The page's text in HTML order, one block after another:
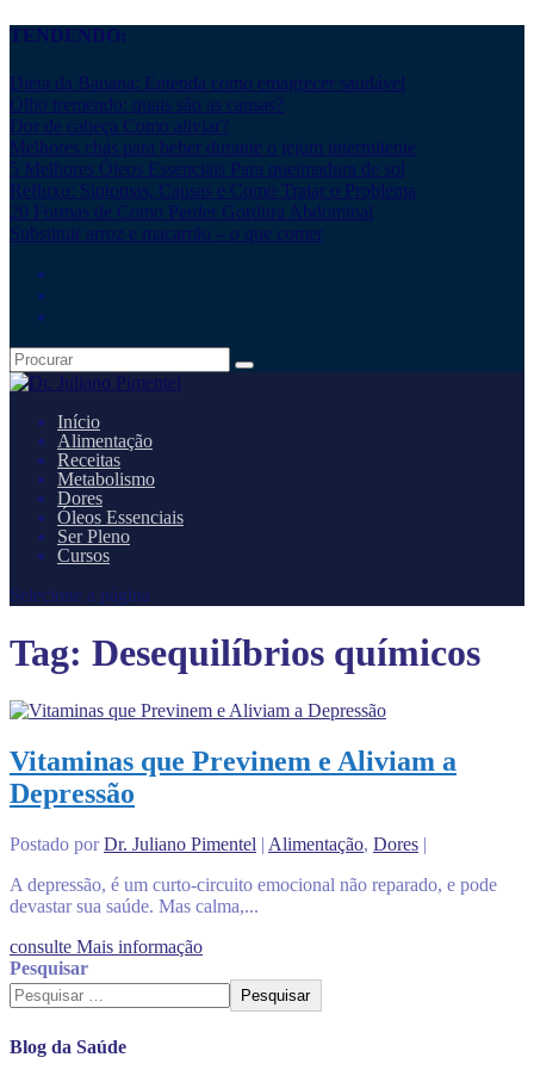
TENDENDO:
Dieta da Banana: Entenda como emagrecer saudável
Olho tremendo: quais são as causas?
Dor de cabeça Como aliviar?
Melhores chás para beber durante o jejum intermitente
5 Melhores Óleos Essenciais Para queimadura de sol
Refluxo: Sintomas, Causas e Como Tratar o Problema
20 Formas de Como Perder Gordura Abdominal
Substituir arroz e macarrão – o que comer
Início
Alimentação
Receitas
Metabolismo
Dores
Óleos Essenciais
Ser Pleno
Cursos
Selecione a página
Tag: Desequilíbrios químicos
Vitaminas que Previnem e Aliviam a
Depressão
Postado porDr. Juliano Pimentel | Alimentação, Dores |
A depressão, é um curto-circuito emocional não reparado, e pode
devastar sua saúde. Mas calma,...
consulte Mais informação
Pesquisar
Pesquisar
Blog da Saúde